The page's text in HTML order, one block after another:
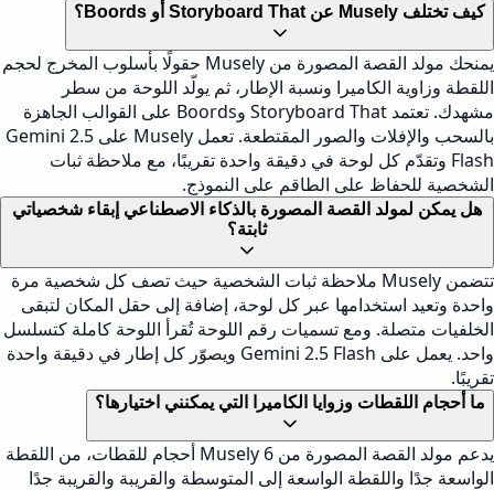
كيف تختلف Musely عن Storyboard That أو Boords؟
يمنحك مولد القصة المصورة من Musely حقولًا بأسلوب المخرج لحجم
اللقطة وزاوية الكاميرا ونسبة الإطار، ثم يولّد اللوحة من سطر
مشهدك. تعتمد Storyboard That وBoords على القوالب الجاهزة
بالسحب والإفلات والصور المقتطعة. تعمل Musely على Gemini 2.5
Flash وتقدّم كل لوحة في دقيقة واحدة تقريبًا، مع ملاحظة ثبات
الشخصية للحفاظ على الطاقم على النموذج.
هل يمكن لمولد القصة المصورة بالذكاء الاصطناعي إبقاء شخصياتي
ثابتة؟
تتضمن Musely ملاحظة ثبات الشخصية حيث تصف كل شخصية مرة
واحدة وتعيد استخدامها عبر كل لوحة، إضافة إلى حقل المكان لتبقى
الخلفيات متصلة. ومع تسميات رقم اللوحة تُقرأ اللوحة كاملة كتسلسل
واحد. يعمل على Gemini 2.5 Flash ويصوّر كل إطار في دقيقة واحدة
تقريبًا.
ما أحجام اللقطات وزوايا الكاميرا التي يمكنني اختيارها؟
يدعم مولد القصة المصورة من Musely 6 أحجام للقطات، من اللقطة
الواسعة جدًا واللقطة الواسعة إلى المتوسطة والقريبة والقريبة جدًا